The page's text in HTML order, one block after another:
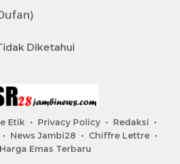
Diketahui
Etik Privacy Policy
Redaksi
News Jambi28
Chiffre Lettre
Harga Emas Terbaru